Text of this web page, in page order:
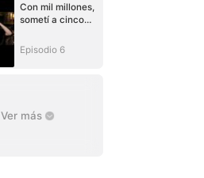
Con mil millones,
sometí a cinco
Episodio 6
Ver más